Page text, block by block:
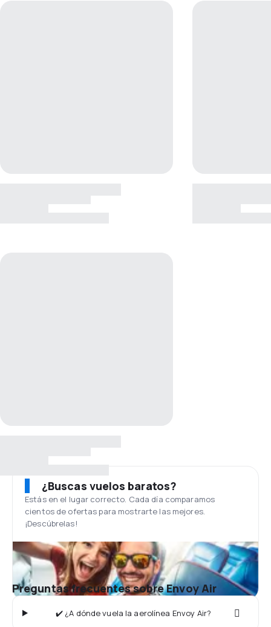
¿Buscas vuelos baratos?
Estás en el lugar correcto. Cada día comparamos
cientos de ofertas para mostrarte las mejores.
¡Descúbrelas!
Preguntas frecuentes sobre Envoy Air
✔️ ¿A dónde vuela la aerolínea Envoy Air?